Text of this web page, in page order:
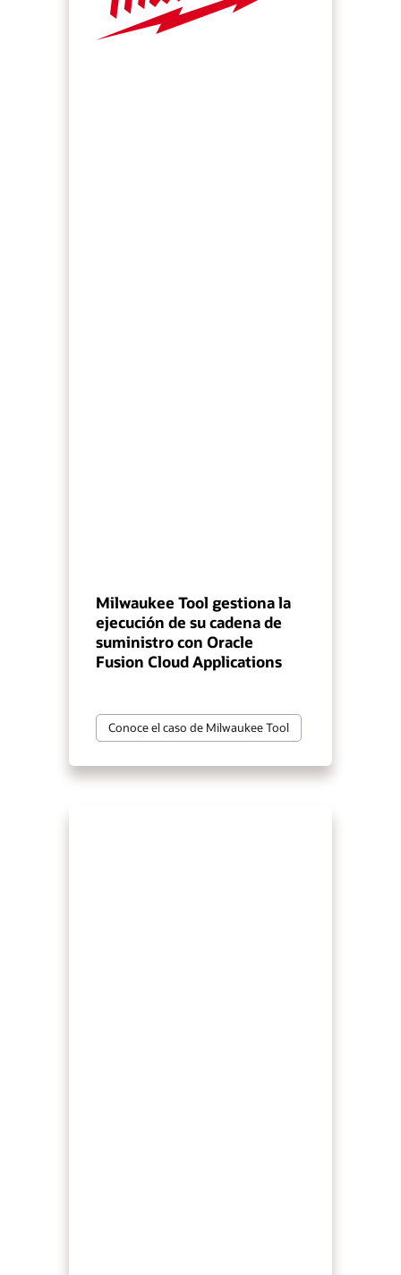
Milwaukee Tool gestiona la
ejecución de su cadena de
suministro con Oracle
Fusion Cloud Applications
Conoce el caso de Milwaukee Tool